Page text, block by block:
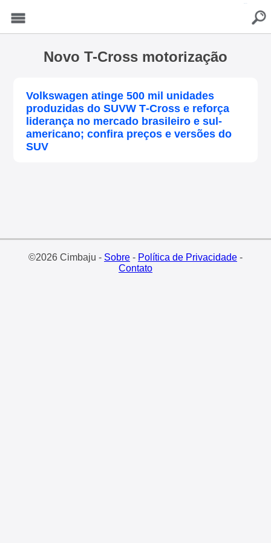
Novo T-Cross motorização
Volkswagen atinge 500 mil unidades
produzidas do SUVW T‑Cross e reforça
liderança no mercado brasileiro e sul-
americano; confira preços e versões do
SUV
©2026 Cimbaju - Sobre- Política de Privacidade-
Contato